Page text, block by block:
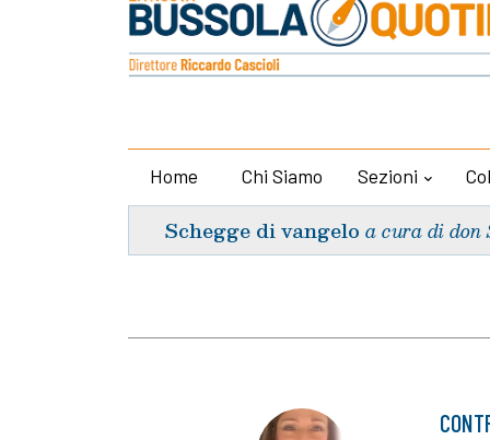
Home Chi Siamo Sezioni
Schegge di vangelo a cura di don